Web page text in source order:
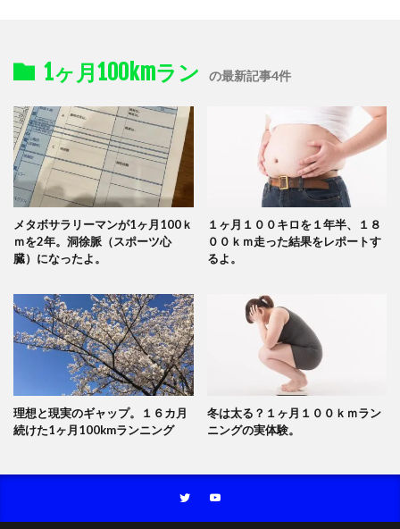
1ヶ月100kmラン の最新記事4件
メタボサラリーマンが1ヶ月100ｋ
ｍを2年。洞徐脈（スポーツ心
臓）になったよ。
１ヶ月１００キロを１年半、１８
００ｋｍ走った結果をレポートす
るよ。
理想と現実のギャップ。１６カ月
続けた1ヶ月100kmランニング
冬は太る？１ヶ月１００ｋｍラン
ニングの実体験。